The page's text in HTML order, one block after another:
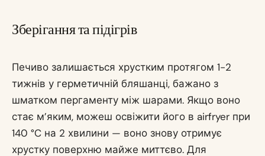
Зберігання та підігрів
Печиво залишається хрустким протягом 1-2
тижнів у герметичній бляшанці, бажано з
шматком пергаменту між шарами. Якщо воно
стає м’яким, можеш освіжити його в airfryer при
140 °C на 2 хвилини — воно знову отримує
хрустку поверхню майже миттєво. Для